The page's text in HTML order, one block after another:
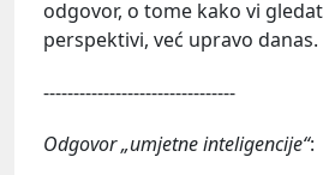
odgovor, o tome kako vi
perspektivi, već upravo danas.
--------------------------------
Odgovor „umjetne inteligencije“: